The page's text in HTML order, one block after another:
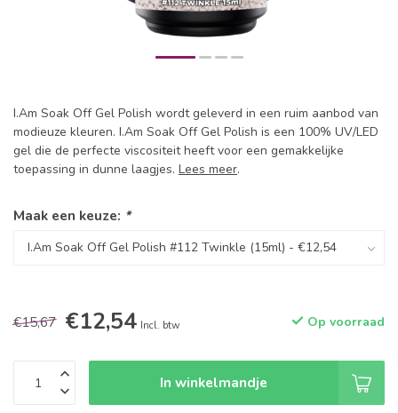
I.Am Soak Off Gel Polish wordt geleverd in een ruim aanbod van
modieuze kleuren. I.Am Soak Off Gel Polish is een 100% UV/LED
gel die de perfecte viscositeit heeft voor een gemakkelijke
toepassing in dunne laagjes. Lees meer.
Maak een keuze: *
€15,67 €12,54 Incl. btw Op voorraad
In winkelmandje